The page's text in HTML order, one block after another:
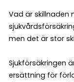
Vad är skillnaden
men det är stor
Sjukförsäkringen
ersättning för